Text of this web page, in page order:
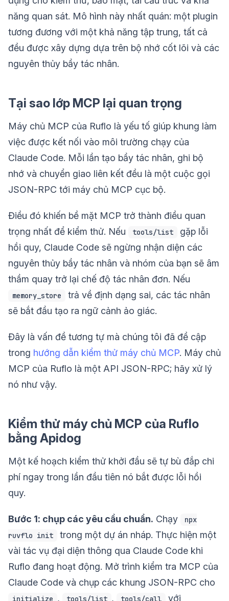
năng quan sát. Mô hình này nhất quán: một plugin
tương đương với một khả năng tập trung, tất cả
đều được xây dựng dựa trên bộ nhớ cốt lõi và các
nguyên thủy bầy tác nhân.
Tại sao lớp MCP lại quan trọng
Máy chủ MCP của Ruflo là yếu tố giúp khung làm
việc được kết nối vào môi trường chạy của
Claude Code. Mỗi lần tạo bầy tác nhân, ghi bộ
nhớ và chuyển giao liên kết đều là một cuộc gọi
JSON-RPC tới máy chủ MCP cục bộ.
Điều đó khiến bề mặt MCP trở thành điều quan
trọng nhất để kiểm thử. Nếu
tools/list
gặp lỗi
hồi quy, Claude Code sẽ ngừng nhận diện các
nguyên thủy bầy tác nhân và nhóm của bạn sẽ âm
thầm quay trở lại chế độ tác nhân đơn. Nếu
memory_store
trả về định dạng sai, các tác nhân
sẽ bắt đầu tạo ra ngữ cảnh ảo giác.
Đây là vấn đề tương tự mà chúng tôi đã đề cập
trong hướng dẫn kiểm thử máy chủ MCP. Máy chủ
MCP của Ruflo là một API JSON-RPC; hãy xử lý
nó như vậy.
Kiểm thử máy chủ MCP của Ruflo
bằng Apidog
Một kế hoạch kiểm thử khởi đầu sẽ tự bù đắp chi
phí ngay trong lần đầu tiên nó bắt được lỗi hồi
quy.
Bước 1: chụp các yêu cầu chuẩn. Chạy
npx
ruvflo init
trong một dự án nháp. Thực hiện một
vài tác vụ đại diện thông qua Claude Code khi
Ruflo đang hoạt động. Mở trình kiểm tra MCP của
Claude Code và chụp các khung JSON-RPC cho
initialize , tools/list , tools/call với